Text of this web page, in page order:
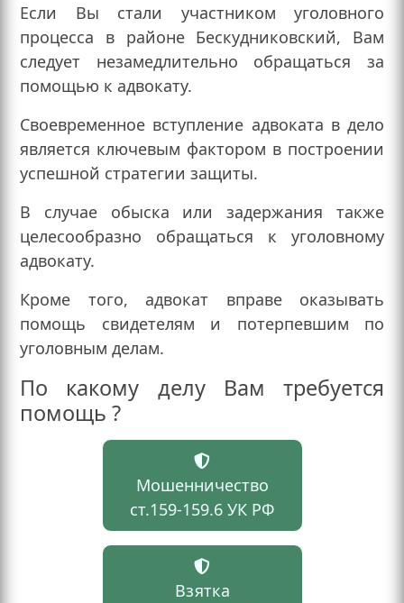
Если Вы стали участником уголовного
процесса в районе Бескудниковский, Вам
следует незамедлительно обращаться за
помощью к адвокату.
Своевременное вступление адвоката в дело
является ключевым фактором в построении
успешной стратегии защиты.
В случае обыска или задержания также
целесообразно обращаться к уголовному
адвокату.
Кроме того, адвокат вправе оказывать
помощь свидетелям и потерпевшим по
уголовным делам.
По какому делу Вам требуется
помощь ?
Мошенничество
ст.159-159.6 УК РФ
Взятка